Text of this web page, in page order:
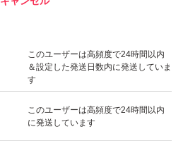
このユーザーは高頻度で24時間以内
＆設定した発送日数内に発送していま
す
このユーザーは高頻度で24時間以内
に発送しています
いいね！
2,950